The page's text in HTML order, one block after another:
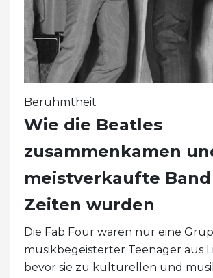
Berühmtheit
Wie die Beatles
zusammenkamen
meistverkaufte
Zeiten wurden
Die Fab Four waren nur eine
musikbegeisterter Teenager aus
bevor sie zu kulturellen und